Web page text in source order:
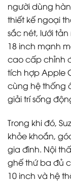
người dùng
thiết kế ngoại
sắc nét, lưới
18 inch mạnh
cao cấp chỉnh
tích hợp Apple
cùng hệ thống
giải trí sống
Trong khi đó,
khỏe khoắn,
gia đình. Nội
ghế thứ ba đủ
10 inch và hệ